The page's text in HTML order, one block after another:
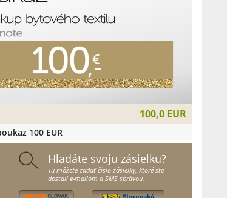
100,0 EUR
100 EUR
Hladáte svoju zásielku?
Tu môžete zadať číslo zásielky, ktoré ste
dostali e-mailom a SMS správou.